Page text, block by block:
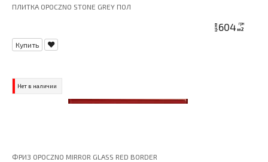
ПЛИТКА OPOCZNO STONE GREY ПОЛ
цена 604 грн
м2
Купить
Нет в наличии
ФРИЗ OPOCZNO MIRROR GLASS RED BORDER